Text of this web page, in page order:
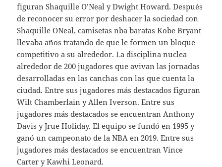
figuran Shaquille O’Neal y Dwight Howard. Después
de reconocer su error por deshacer la sociedad con
Shaquille O´Neal, camisetas nba baratas Kobe Bryant
llevaba años tratando de que le formen un bloque
competitivo a su alrededor. La disciplina nuclea
alrededor de 200 jugadores que avivan las jornadas
desarrolladas en las canchas con las que cuenta la
ciudad. Entre sus jugadores más destacados figuran
Wilt Chamberlain y Allen Iverson. Entre sus
jugadores más destacados se encuentran Anthony
Davis y Jrue Holiday. El equipo se fundó en 1995 y
ganó un campeonato de la NBA en 2019. Entre sus
jugadores más destacados se encuentran Vince
Carter y Kawhi Leonard.